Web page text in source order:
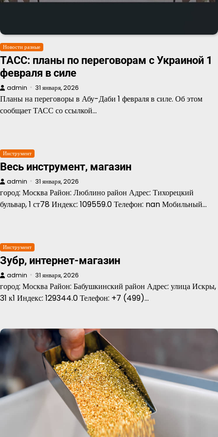
Новости разные
ТАСС: планы по переговорам с Украиной 1
февраля в силе
admin 31 января, 2026
Планы на переговоры в Абу-Даби 1 февраля в силе. Об этом
сообщает ТАСС со ссылкой…
Инструмент
Весь инструмент, магазин
admin 31 января, 2026
город: Москва Район: Люблино район Адрес: Тихорецкий
бульвар, 1 ст78 Индекс: 109559.0 Телефон: nan Мобильный…
Инструмент
Зубр, интернет-магазин
admin 31 января, 2026
город: Москва Район: Бабушкинский район Адрес: улица Искры,
31 к1 Индекс: 129344.0 Телефон: +7 (499)…